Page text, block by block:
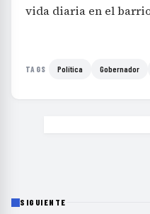
vida diaria en el
TAGS Política Gobernador
SIGUIENTE